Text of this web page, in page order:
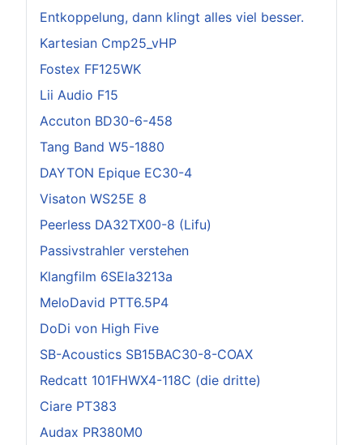
Entkoppelung, dann klingt alles viel besser.
Kartesian Cmp25_vHP
Fostex FF125WK
Lii Audio F15
Accuton BD30-6-458
Tang Band W5-1880
DAYTON Epique EC30-4
Visaton WS25E 8
Peerless DA32TX00-8 (Lifu)
Passivstrahler verstehen
Klangfilm 6SEla3213a
MeloDavid PTT6.5P4
DoDi von High Five
SB-Acoustics SB15BAC30-8-COAX
Redcatt 101FHWX4-118C (die dritte)
Ciare PT383
Audax PR380M0